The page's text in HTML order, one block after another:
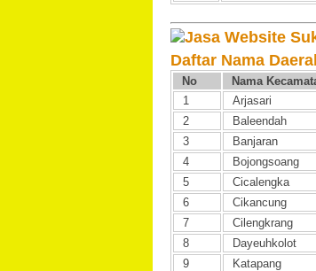
Daftar Nama
No Nama
1
Arjasari
2
Baleendah
3
Banjaran
4
Bojongsoang
5
Cicalengka
6
Cikancung
7
Cilengkrang
8
Dayeuhkolot
9
Katapang